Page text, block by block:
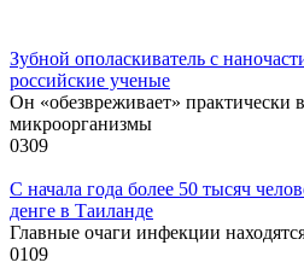
Зубной ополаскиватель с
российские ученые
Он «обезвреживает» практически
микроорганизмы
0309
С начала года более 50 тысяч
денге в Таиланде
Главные очаги инфекции
0109